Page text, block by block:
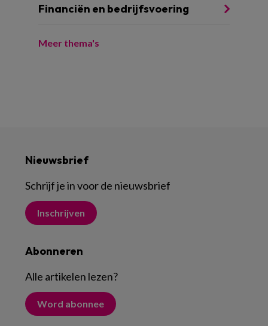
Financiën en bedrijfsvoering
Meer thema's
Nieuwsbrief
Schrijf je in voor de nieuwsbrief
Inschrijven
Abonneren
Alle artikelen lezen?
Word abonnee